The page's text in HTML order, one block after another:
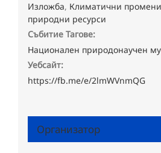
Изложба, Климатични
природни ресурси
Събитие Тагове:
Национален природонаучен
Уебсайт:
https://fb.me/e/2lmWVnmQG
Организатор